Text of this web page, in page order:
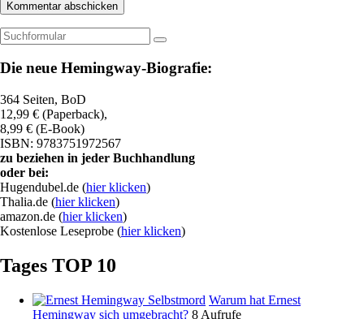
Suchen
Die neue Hemingway-Biografie:
364 Seiten, BoD
12,99 € (Paperback),
8,99 € (E-Book)
ISBN: 9783751972567
zu beziehen in jeder Buchhandlung
oder bei:
Hugendubel.de (hier klicken)
Thalia.de (hier klicken)
amazon.de (hier klicken)
Kostenlose Leseprobe (hier klicken)
Tages TOP 10
Warum hat Ernest
Hemingway sich umgebracht? 8 Aufrufe